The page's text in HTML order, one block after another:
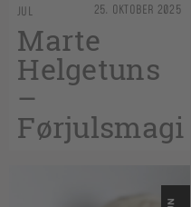
JUL 25. OKTOBER 2025
Marte
Helgetuns
–
Førjulsmagi